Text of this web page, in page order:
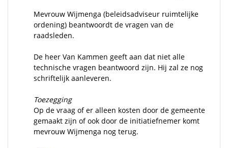
Mevrouw Wijmenga (beleidsadviseur ruimtelijke
ordening) beantwoordt de vragen van de
raadsleden.
De heer Van Kammen geeft aan dat niet alle
technische vragen beantwoord zijn. Hij zal ze nog
schriftelijk aanleveren.
Toezegging
Op de vraag of er alleen kosten door de gemeente
gemaakt zijn of ook door de initiatiefnemer komt
mevrouw Wijmenga nog terug.